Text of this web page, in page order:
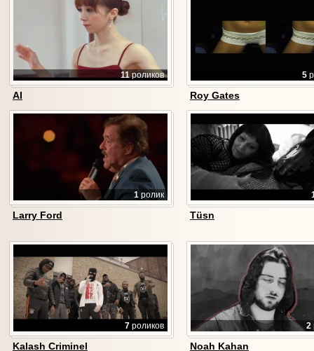
11роликов
AI
5
Roy Gates
1 ролик
Larry Ford Tüsn
7 роликов
Kalash Criminel
2
Noah Kahan